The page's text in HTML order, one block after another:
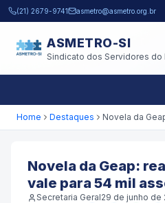
Pular para o conteúdo principal
(21) 2679-9741 asmetro@asmetro.org.br
ASMETRO-SI
Sindicato dos Servidores do
Home Destaques
Novela da Geap:
vale para 54 mil
Secretaria Geral29 de junho de